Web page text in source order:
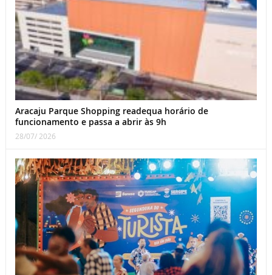
Aracaju Parque Shopping readequa horário de
funcionamento e passa a abrir às 9h
28/07/ 2026